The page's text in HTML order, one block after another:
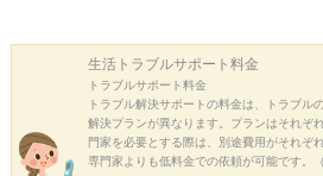
生活トラブルサポート料金
トラブルサポート料金
トラブル解決サポートの料金は、トラブル
解決プランが異なります。プランはそれぞ
門家を必要とする際は、別途費用がそれぞ
専門家よりも低料金での依頼が可能です。